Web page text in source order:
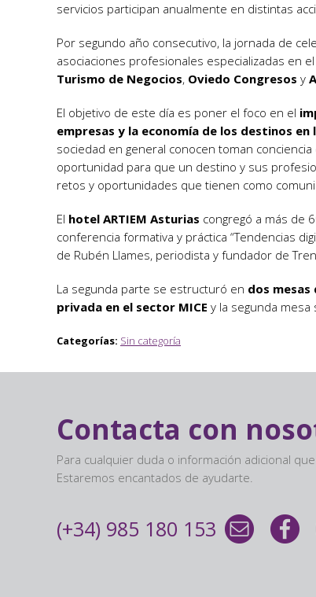
servicios participan anualmente en distintas
Por segundo año consecutivo, la jornada de
asociaciones profesionales especializadas en
Turismo de Negocios, Oviedo Congresos y
El objetivo de este día es poner el foco en el
empresas y la economía de los destinos en
sociedad en general conocen toman
oportunidad para que un destino y sus
retos y oportunidades que tienen como
El hotel ARTIEM Asturias congregó a más de
conferencia formativa y práctica “Tendencias
de Rubén Llames, periodista y fundador de
La segunda parte se estructuró en dos
privada en el sector MICE y la segunda
Categorías: Sin categoría
Contacta con
Para cualquier duda o información adicional
Estaremos encantados de ayudarte.
(+34) 985 180 153